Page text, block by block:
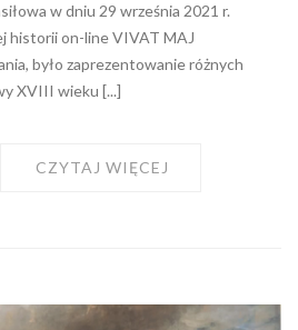
w dniu 29 września 2021 r.
historii on-line VIVAT MAJ
było zaprezentowanie różnych
XVIII wieku [...]
CZYTAJ WIĘCEJ